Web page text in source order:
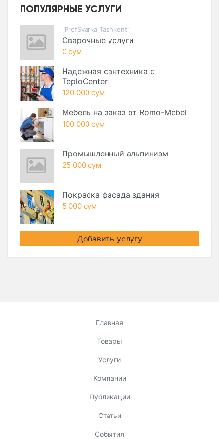
ПОПУЛЯРНЫЕ УСЛУГИ
"ProfSvarka Tashkent"
Сварочные услуги
0 сум
Надежная сантехника с
TeploCenter
120 000 сум
Мебель на заказ от Romo-Mebel
100 000 сум
Промышленный альпинизм
25 000 сум
Покраска фасада здания
5 000 сум
Добавить услугу
Главная
Товары
Услуги
Компании
Публикации
Статьи
События